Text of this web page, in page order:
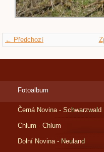
← Předchozí
Fotoalbum
Černá Novina - Schwarzwald
Chlum - Chlum
Dolní Novina - Neuland